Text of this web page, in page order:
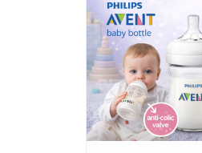
Blocuri de constructie
Covorase de dans
Electrocasnice si bucatarii
Fotolii gonflabile